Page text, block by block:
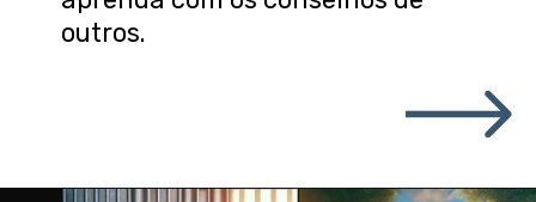
outros.